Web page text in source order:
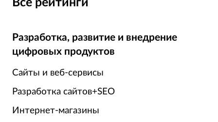
Все рейтинги
Разработка, развитие и внедрение
цифровых продуктов
Сайты и веб-сервисы
Разработка сайтов+SEO
Интернет-магазины